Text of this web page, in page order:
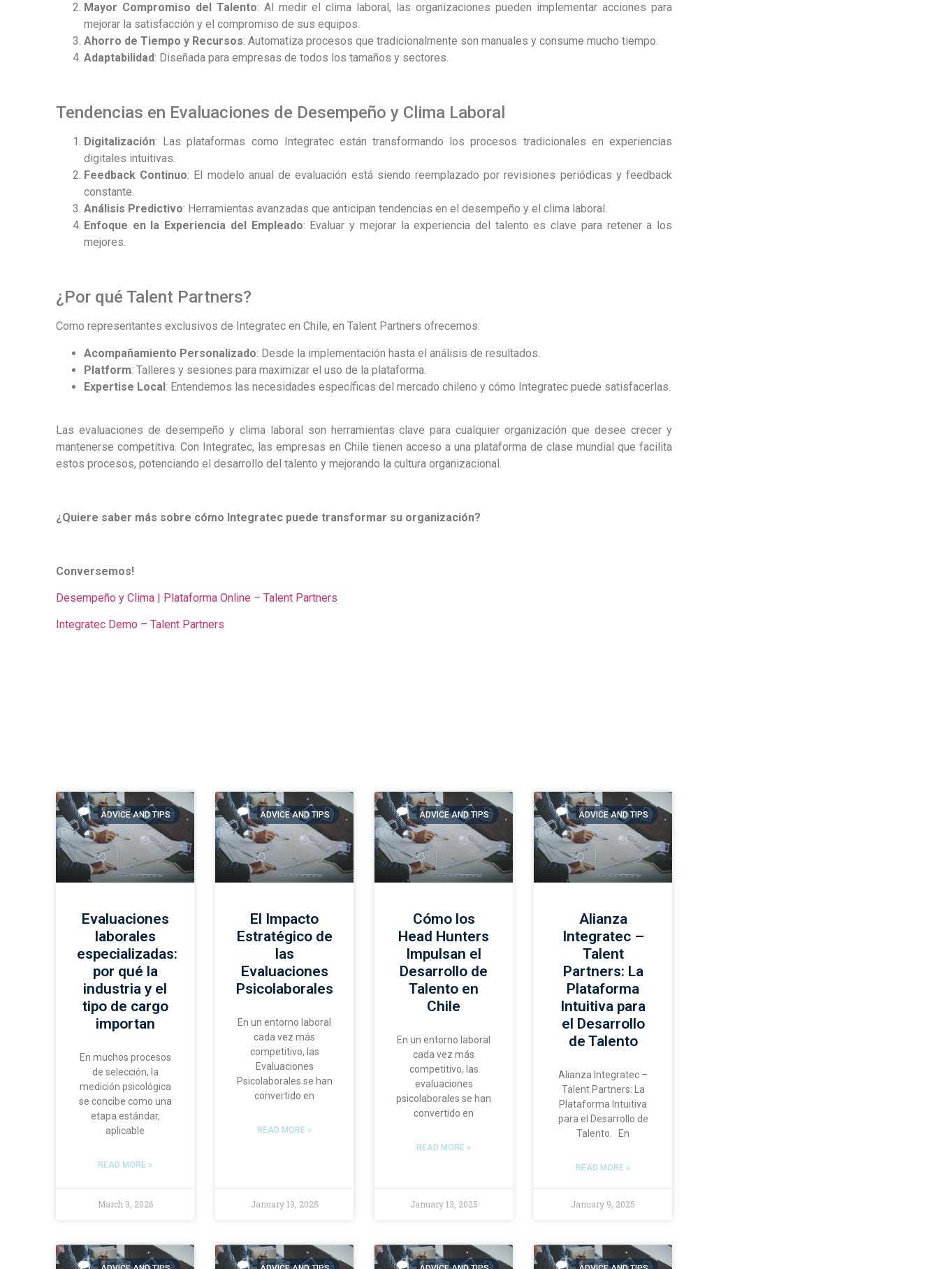
Mayor Compromiso del Talento: Al medir el clima laboral, las organizaciones pueden implementar acciones para
mejorar la satisfacción y el compromiso de sus equipos.
Ahorro de Tiempo y Recursos: Automatiza procesos que tradicionalmente son manuales y consume mucho tiempo.
Adaptabilidad: Diseñada para empresas de todos los tamaños y sectores.
Tendencias en Evaluaciones de Desempeño y Clima Laboral
Digitalización: Las plataformas como Integratec están transformando los procesos tradicionales en experiencias
digitales intuitivas.
Feedback Continuo: El modelo anual de evaluación está siendo reemplazado por revisiones periódicas y feedback
constante.
Análisis Predictivo: Herramientas avanzadas que anticipan tendencias en el desempeño y el clima laboral.
Enfoque en la Experiencia del Empleado: Evaluar y mejorar la experiencia del talento es clave para retener a los
mejores.
¿Por qué Talent Partners?
Como representantes exclusivos de Integratec en Chile, en Talent Partners ofrecemos:
Acompañamiento Personalizado: Desde la implementación hasta el análisis de resultados.
Platform: Talleres y sesiones para maximizar el uso de la plataforma.
Expertise Local: Entendemos las necesidades específicas del mercado chileno y cómo Integratec puede satisfacerlas.
Las evaluaciones de desempeño y clima laboral son herramientas clave para cualquier organización que desee crecer y
mantenerse competitiva. Con Integratec, las empresas en Chile tienen acceso a una plataforma de clase mundial que facilita
estos procesos, potenciando el desarrollo del talento y mejorando la cultura organizacional.
¿Quiere saber más sobre cómo Integratec puede transformar su organización?
Conversemos!
Desempeño y Clima | Plataforma Online – Talent Partners
Integratec Demo – Talent Partners
ADVICE AND TIPS
Evaluaciones
laborales
especializadas:
por qué la
industria y el
tipo de cargo
importan
En muchos procesos
de selección, la
medición psicológica
se concibe como una
etapa estándar,
aplicable
READ MORE »
March 3, 2026
ADVICE AND TIPS
El Impacto
Estratégico de
las
Evaluaciones
Psicolaborales
En un entorno laboral
cada vez más
competitivo, las
Evaluaciones
Psicolaborales se han
convertido en
READ MORE »
January 13, 2025
ADVICE AND TIPS
Cómo los
Head Hunters
Impulsan el
Desarrollo de
Talento en
Chile
En un entorno laboral
cada vez más
competitivo, las
evaluaciones
psicolaborales se han
convertido en
READ MORE »
January 13, 2025
ADVICE AND TIPS
Alianza
Integratec –
Talent
Partners: La
Plataforma
Intuitiva para
el Desarrollo
de Talento
Alianza Integratec –
Talent Partners: La
Plataforma Intuitiva
para el Desarrollo de
Talento. En
READ MORE »
January 9, 2025